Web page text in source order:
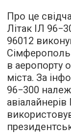
Про це
Літак ІЛ
96012
в аеропорту
міста. За
96−300